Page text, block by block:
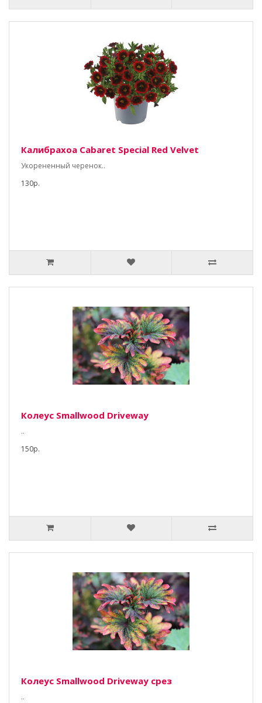
Калибрахоа Cabaret Special Red Velvet
Укорененный черенок..
130р.
Колеус Smallwood Driveway
..
150р.
Колеус Smallwood Driveway срез
..